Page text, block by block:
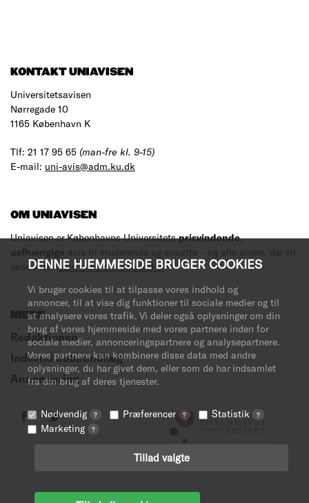
DENNE HJEMMESIDE BRUGER COOKIES
Vi bruger cookies til at tilpasse vores indhold og
annoncer, til at vise dig funktioner til sociale medier og til
at analysere vores trafik. Vi deler også oplysninger om din
brug af vores hjemmeside med vores partnere inden for
sociale medier, annonceringspartnere og analysepartnere.
Vores partnere kan kombinere disse data med andre
oplysninger, du har givet dem, eller som de har indsamlet
fra din brug af deres tjenester.
Nødvendig ? Præferencer ? Statistik ?
Marketing ?
Tillad valgte
KONTAKT UNIAVISEN
Universitetsavisen
Nørregade 10
1165 København K
Tlf: 21 17 95 65 (man-fre kl. 9-15)
E-mail: uni-avis@adm.ku.dk
OM UNIAVISEN
Uniavisen er Københavns Universitetsprisvindende,
uafhængige avis til studerende og ansatte – og alle andre, der vil
læse med.Læs mere om avisen her.
MERE
Redaktionen
Indsend debatindlæg
Annoncering